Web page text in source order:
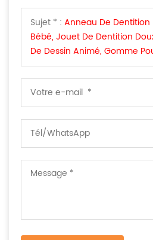
Sujet * : Anneau De Dentition
Bébé, Jouet De Dentition
De Dessin Animé, Gomme